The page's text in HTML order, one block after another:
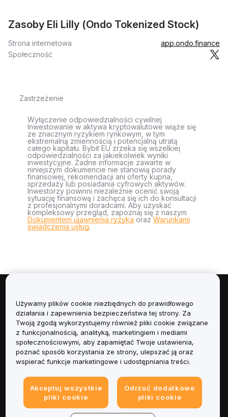
Zasoby Eli Lilly (Ondo Tokenized Stock)
Strona internetowa
app.ondo.finance
Społeczność
Zastrzeżenie
Wyłączenie odpowiedzialności cywilnej
Inwestowanie w aktywa kryptowalutowe wiąże się
ze znacznym ryzykiem rynkowym, w tym
ekstremalną zmiennością i potencjalną utratą
całego kapitału. Bybit EU zrzeka się wszelkiej
odpowiedzialności za jakiekolwiek wyniki
inwestycyjne. Żadne informacje zawarte w
niniejszym dokumencie nie stanowią porady
finansowej, rekomendacji ani oferty kupna,
sprzedaży lub posiadania cyfrowych aktywów.
Inwestorzy powinni niezależnie ocenić swoją
sytuację finansową i zachęca się ich do konsultacji
z profesjonalnymi doradcami. Aby uzyskać
kompleksowy przegląd, zapoznaj się z naszym
Dokumentem ujawnienia ryzyka orazWarunkami
świadczenia usług.
Informacje
Usługi
Obsługa Klienta
Informacje prawne
Używamy plików cookie niezbędnych do prawidłowego
działania i zapewnienia bezpieczeństwa tej strony. Za
Twoją zgodą wykorzystujemy również pliki cookie związane
z funkcjonalnością, analityką, marketingiem i mediami
społecznościowymi, aby zapamiętać Twoje ustawienia,
poznać sposób korzystania ze strony, ulepszać ją oraz
wspierać funkcje marketingowe i udostępniania treści.
Akceptuj wszystkie
pliki cookie
Odrzuć dodatkowe
pliki cookie